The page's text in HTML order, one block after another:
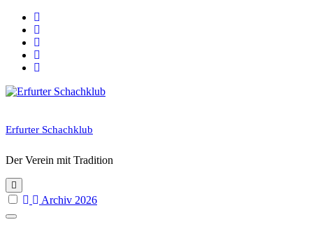
Skip
content
Erfurter Schachklub
Der Verein mit Tradition
Archiv 2026